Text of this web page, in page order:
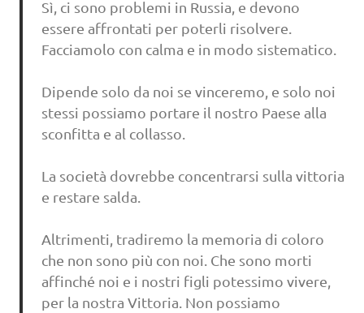
Sì, ci sono problemi in Russia, e devono
essere affrontati per poterli risolvere.
Facciamolo con calma e in modo sistematico.
Dipende solo da noi se vinceremo, e solo noi
stessi possiamo portare il nostro Paese alla
sconfitta e al collasso.
La società dovrebbe concentrarsi sulla vittoria
e restare salda.
Altrimenti, tradiremo la memoria di coloro
che non sono più con noi. Che sono morti
affinché noi e i nostri figli potessimo vivere,
per la nostra Vittoria. Non possiamo